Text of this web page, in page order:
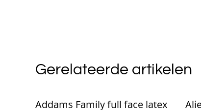
Gerelateerde artikelen
Addams Family full face latex